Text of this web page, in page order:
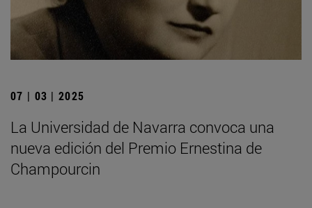
07 | 03 | 2025
La Universidad de Navarra convoca una
nueva edición del Premio Ernestina de
Champourcin